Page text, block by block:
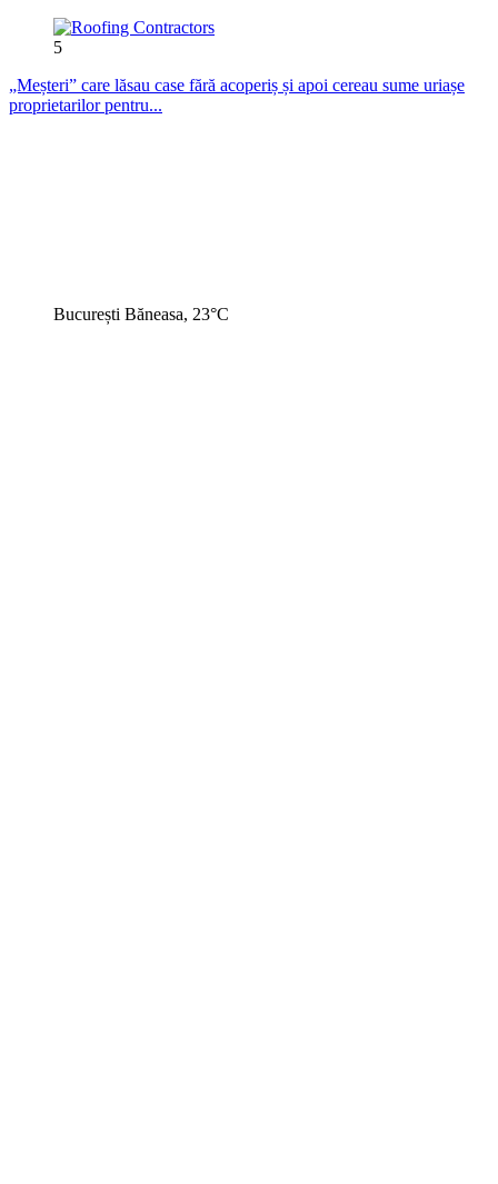
5
„Meșteri” care lăsau case fără acoperiș și apoi cereau sume uriașe
proprietarilor pentru...
București Băneasa, 23°C